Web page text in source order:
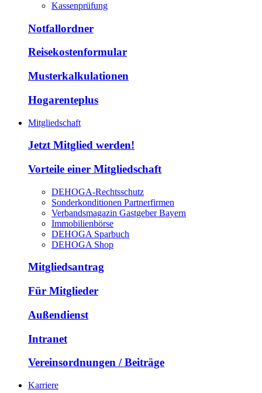
Kassenprüfung
Notfallordner
Reisekostenformular
Musterkalkulationen
Hogarenteplus
Mitgliedschaft
Jetzt Mitglied werden!
Vorteile einer Mitgliedschaft
DEHOGA-Rechtsschutz
Sonderkonditionen Partnerfirmen
Verbandsmagazin Gastgeber Bayern
Immobilienbörse
DEHOGA Sparbuch
DEHOGA Shop
Mitgliedsantrag
Für Mitglieder
Außendienst
Intranet
Vereinsordnungen / Beiträge
Karriere